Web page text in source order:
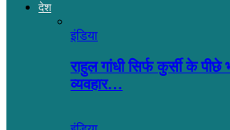
देश
इंडिया
राहुल गांधी सिर्फ कुर्सी के
व्यवहार…